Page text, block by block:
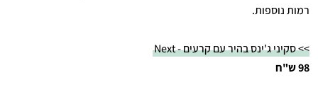
רמות נוספות.
>> סקיני ג'ינס בהיר עם קרעים - Next
98 ש"ח